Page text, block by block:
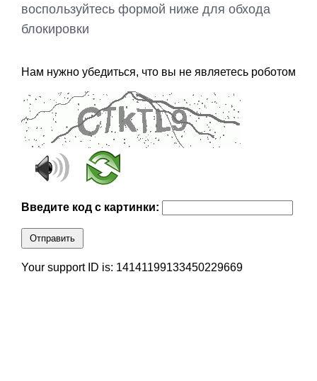
воспользуйтесь формой ниже для обхода
блокировки
Нам нужно убедиться, что вы не являетесь роботом
Введите код с картинки:
Отправить
Your support ID is: 14141199133450229669